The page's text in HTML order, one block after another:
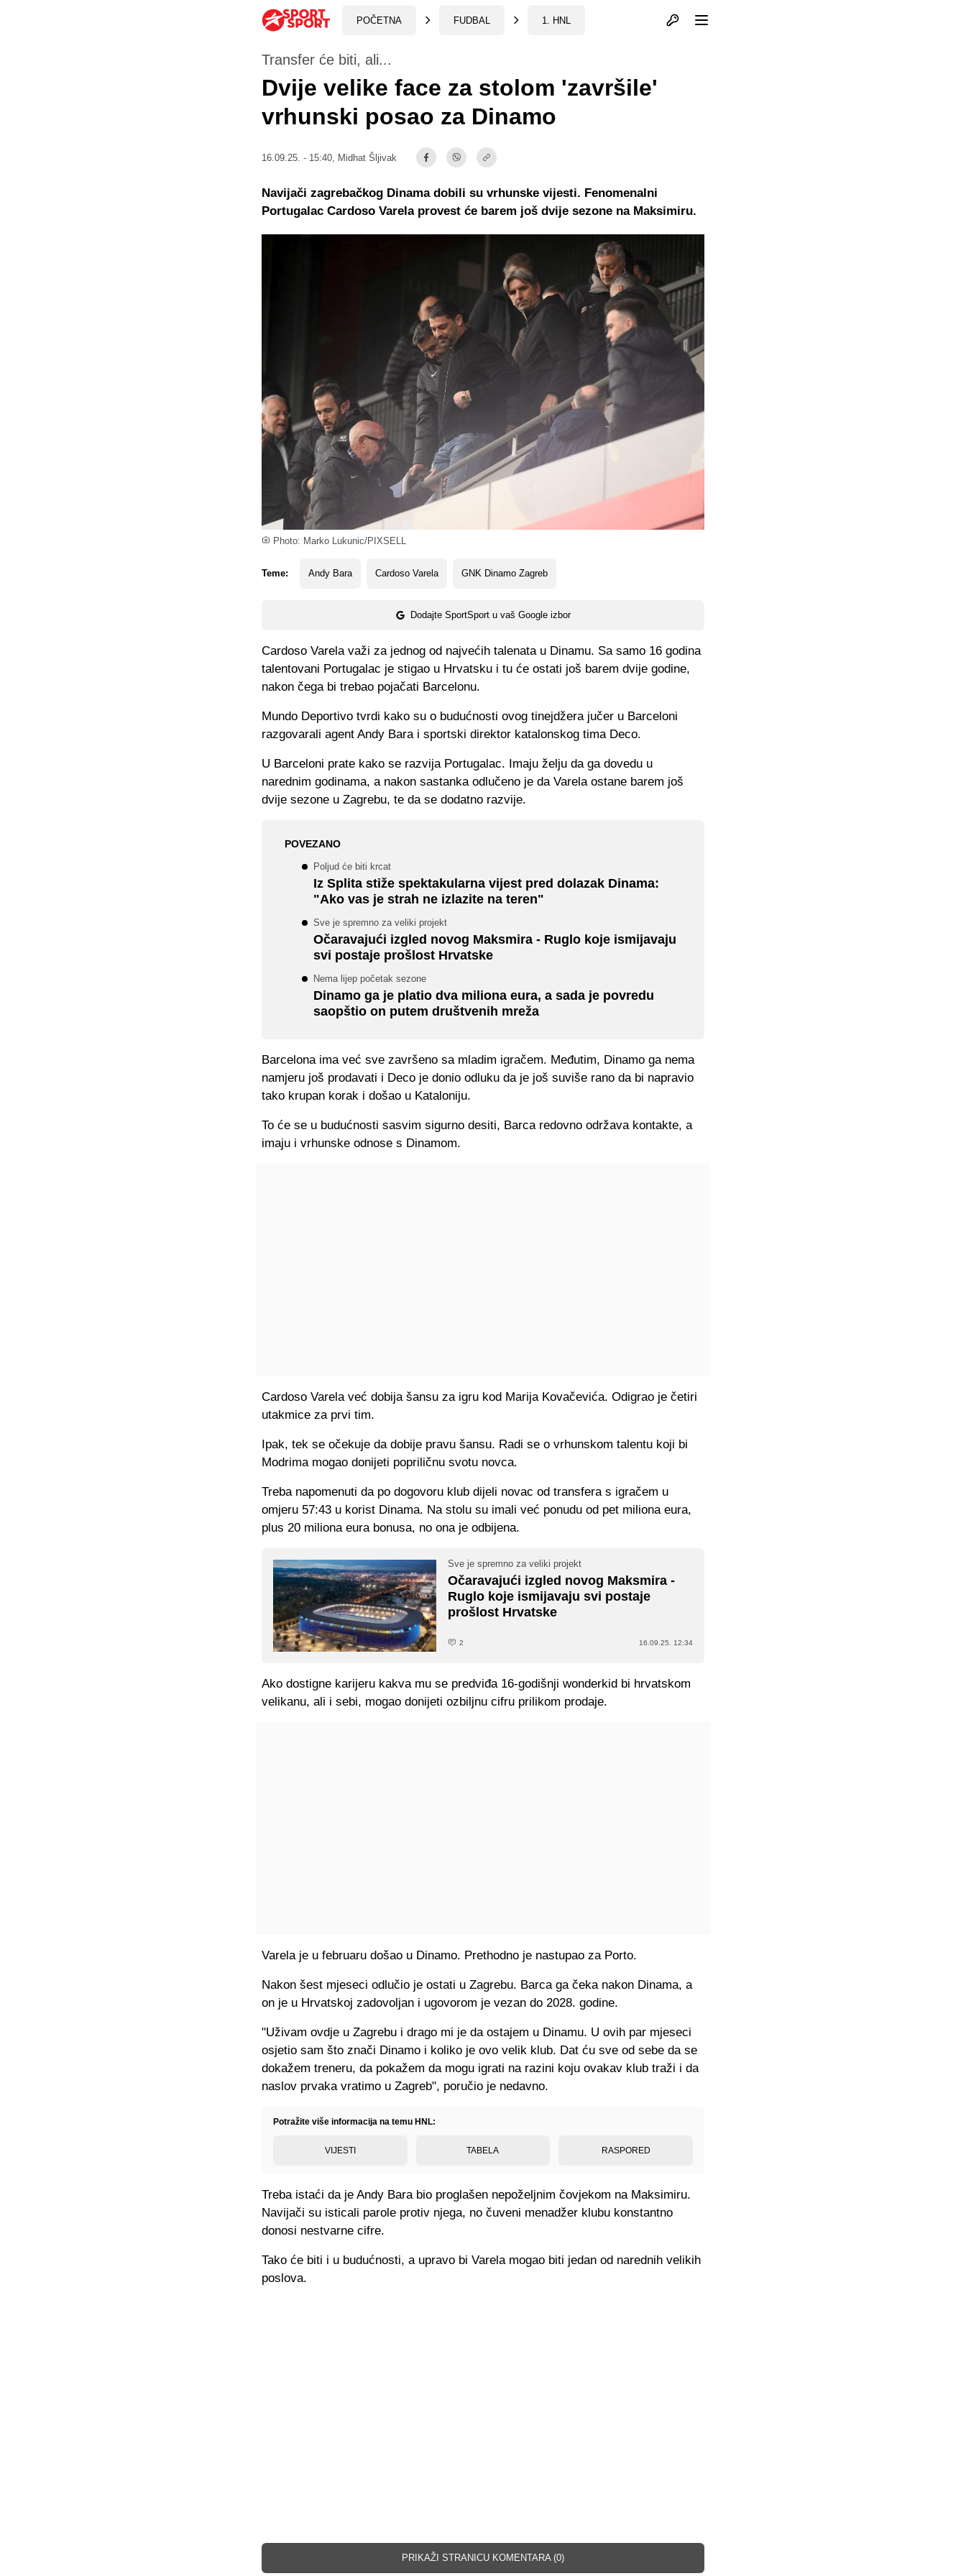
POČETNA FUDBAL 1. HNL Otvori profil
Photo: Marko Lukunic/PIXSELL
Transfer će biti, ali...
Dvije velike face za stolom 'završile'
vrhunski posao za Dinamo
16.09.25. - 15:40, Midhat Šljivak
Teme: Andy Bara Cardoso Varela GNK Dinamo Zagreb
Dodajte SportSport u vaš Google izbor
Navijači zagrebačkog Dinama dobili su vrhunske vijesti. Fenomenalni
Portugalac Cardoso Varela provest će barem još dvije sezone na Maksimiru.
Cardoso Varela važi za jednog od najvećih talenata u Dinamu. Sa samo 16 godina
talentovani Portugalac je stigao u Hrvatsku i tu će ostati još barem dvije godine,
nakon čega bi trebao pojačati Barcelonu.
Mundo Deportivo tvrdi kako su o budućnosti ovog tinejdžera jučer u Barceloni
razgovarali agent Andy Bara i sportski direktor katalonskog tima Deco.
U Barceloni prate kako se razvija Portugalac. Imaju želju da ga dovedu u
narednim godinama, a nakon sastanka odlučeno je da Varela ostane barem još
dvije sezone u Zagrebu, te da se dodatno razvije.
POVEZANO
Poljud će biti krcat
Iz Splita stiže spektakularna vijest pred dolazak Dinama:
"Ako vas je strah ne izlazite na teren"
Sve je spremno za veliki projekt
Očaravajući izgled novog Maksmira - Ruglo koje ismijavaju
svi postaje prošlost Hrvatske
Nema lijep početak sezone
Dinamo ga je platio dva miliona eura, a sada je povredu
saopštio on putem društvenih mreža
Barcelona ima već sve završeno sa mladim igračem. Međutim, Dinamo ga nema
namjeru još prodavati i Deco je donio odluku da je još suviše rano da bi napravio
tako krupan korak i došao u Kataloniju.
To će se u budućnosti sasvim sigurno desiti, Barca redovno održava kontakte, a
imaju i vrhunske odnose s Dinamom.
Cardoso Varela već dobija šansu za igru kod Marija Kovačevića. Odigrao je četiri
utakmice za prvi tim.
Ipak, tek se očekuje da dobije pravu šansu. Radi se o vrhunskom talentu koji bi
Modrima mogao donijeti popriličnu svotu novca.
Treba napomenuti da po dogovoru klub dijeli novac od transfera s igračem u
omjeru 57:43 u korist Dinama. Na stolu su imali već ponudu od pet miliona eura,
plus 20 miliona eura bonusa, no ona je odbijena.
Sve je spremno za veliki projekt
Očaravajući izgled novog Maksmira -
Ruglo koje ismijavaju svi postaje
prošlost Hrvatske
2 16.09.25. 12:34
Ako dostigne karijeru kakva mu se predviđa 16-godišnji wonderkid bi hrvatskom
velikanu, ali i sebi, mogao donijeti ozbiljnu cifru prilikom prodaje.
Varela je u februaru došao u Dinamo. Prethodno je nastupao za Porto.
Nakon šest mjeseci odlučio je ostati u Zagrebu. Barca ga čeka nakon Dinama, a
on je u Hrvatskoj zadovoljan i ugovorom je vezan do 2028. godine.
"Uživam ovdje u Zagrebu i drago mi je da ostajem u Dinamu. U ovih par mjeseci
osjetio sam što znači Dinamo i koliko je ovo velik klub. Dat ću sve od sebe da se
dokažem treneru, da pokažem da mogu igrati na razini koju ovakav klub traži i da
naslov prvaka vratimo u Zagreb", poručio je nedavno.
Potražite više informacija na temu HNL:
VIJESTI TABELA RASPORED
Treba istaći da je Andy Bara bio proglašen nepoželjnim čovjekom na Maksimiru.
Navijači su isticali parole protiv njega, no čuveni menadžer klubu konstantno
donosi nestvarne cifre.
Tako će biti i u budućnosti, a upravo bi Varela mogao biti jedan od narednih velikih
poslova.
PRIKAŽI STRANICU KOMENTARA (0)